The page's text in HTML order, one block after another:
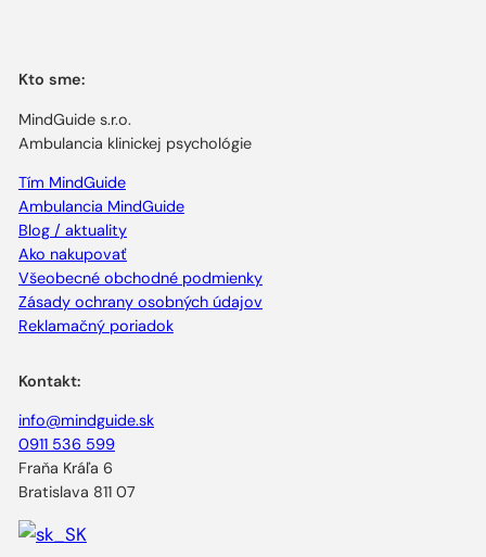
Kto sme:
MindGuide s.r.o.
Ambulancia klinickej psychológie
Tím MindGuide
Ambulancia MindGuide
Blog / aktuality
Ako nakupovať
Všeobecné obchodné podmienky
Zásady ochrany osobných údajov
Reklamačný poriadok
Kontakt:
info@mindguide.sk
0911 536 599
Fraňa Kráľa 6
Bratislava 811 07